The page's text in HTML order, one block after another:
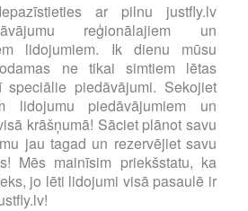
ar pilnu justfly.lv
reģionālajiem un
lidojumiem. Ik dienu mūsu
ne tikai simtiem lētas
piedāvājumi. Sekojiet
lidojumu piedāvājumiem un
krāšņumā! Sāciet plānot savu
jau tagad un rezervējiet savu
Mēs mainīsim priekšstatu, ka
jo lēti lidojumi visā pasaulē ir